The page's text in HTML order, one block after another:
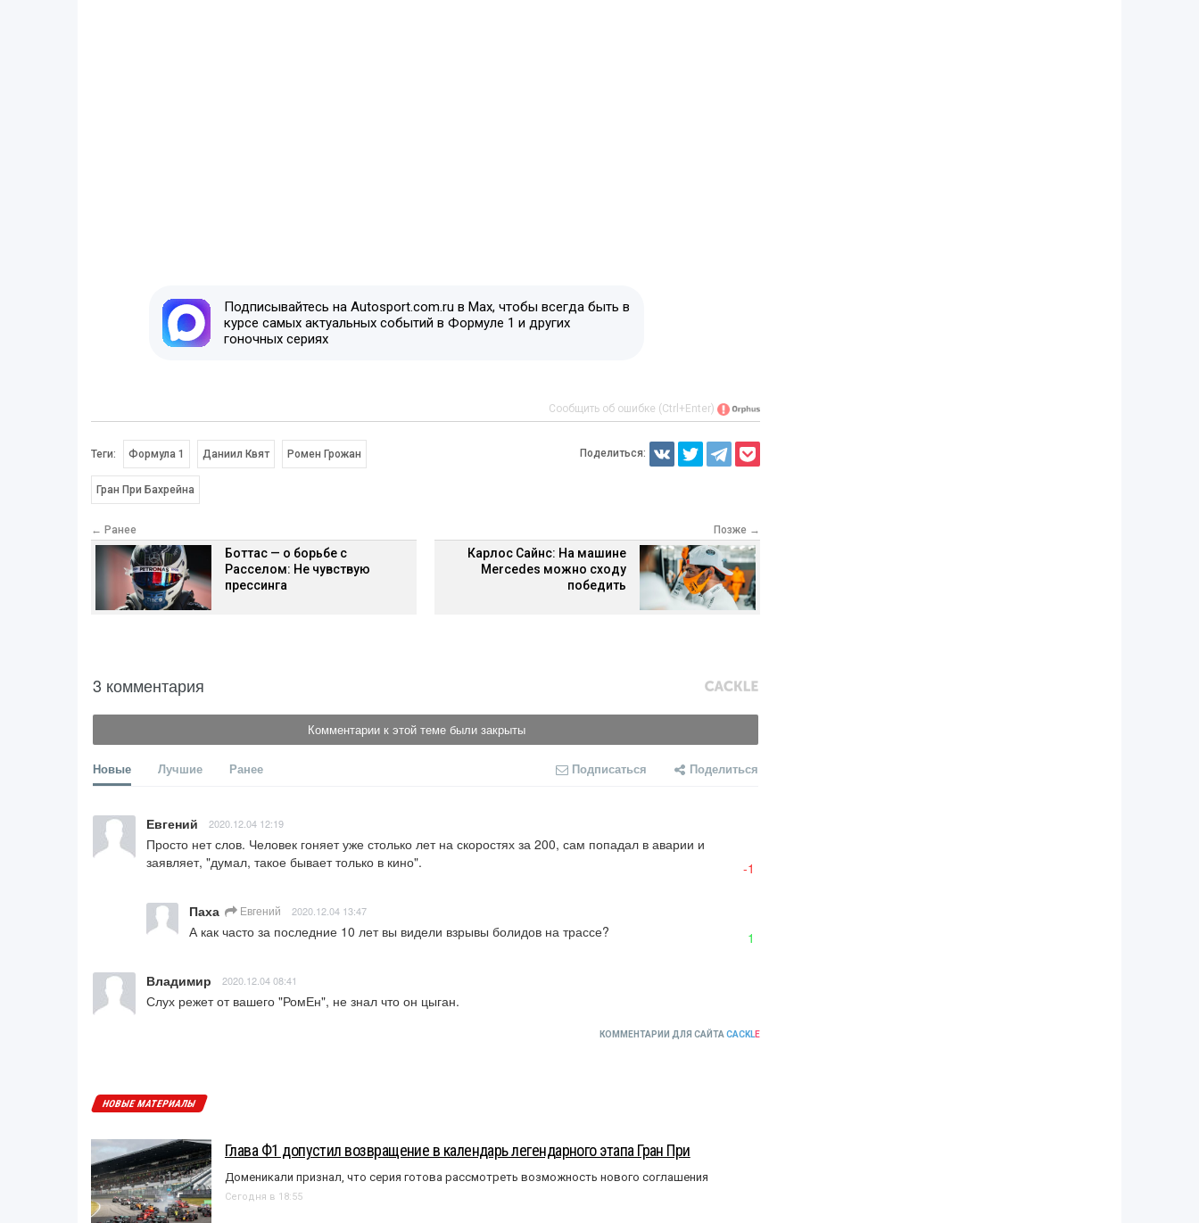
Подписывайтесь на Autosport.com.ru в Max, чтобы всегда быть в
курсе самых актуальных событий в Формуле 1 и других
гоночных сериях
Сообщить об ошибке (Ctrl+Enter)
Теги: Формула 1 Даниил Квят Ромен Грожан
Гран При Бахрейна
Поделиться:
← Ранее
Боттас — о борьбе с
Расселом: Не чувствую
прессинга
Позже →
Карлос Сайнс: На машине
Mercedes можно сходу
победить
3 комментария
Комментарии к этой теме были закрыты
Новые Лучшие Ранее Подписаться Поделиться
Евгений 2020.12.04 12:19
Просто нет слов. Человек гоняет уже столько лет на скоростях за 200, сам попадал в аварии и
заявляет, "думал, такое бывает только в кино".
-1
Паха Евгений 2020.12.04 13:47
А как часто за последние 10 лет вы видели взрывы болидов на трассе? 1
Владимир 2020.12.04 08:41
Слух режет от вашего "РомЕн", не знал что он цыган.
КОММЕНТАРИИ ДЛЯ САЙТА CACKLE
НОВЫЕ МАТЕРИАЛЫ
Глава Ф1 допустил возвращение в календарь легендарного этапа Гран При
Доменикали признал, что серия готова рассмотреть возможность нового соглашения
Сегодня в 18:55